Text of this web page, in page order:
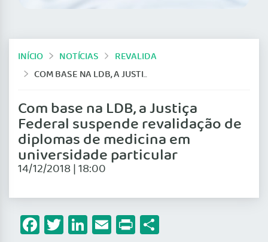
INÍCIO NOTÍCIAS
REVALIDA
COM BASE NA LDB, A JUSTIÇA FEDERAL SUSPENDE REVALIDAÇÃO DE DIPLOMAS DE MEDICINA EM UNIVERSIDADE PARTICULAR
Com base na LDB, a Justiça
Federal suspende revalidação de
diplomas de medicina em
universidade particular
14/12/2018 | 18:00
Facebook
Twitter
LinkedIn
Email
Print